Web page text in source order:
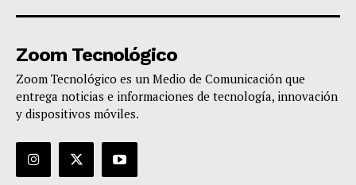
Zoom Tecnológico
Zoom Tecnológico es un Medio de Comunicación que
entrega noticias e informaciones de tecnología, innovación
y dispositivos móviles.